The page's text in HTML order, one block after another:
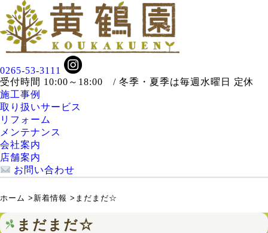
0265-53-3111
受付時間 10:00～18:00 / 冬季・夏季は毎週水曜日 定休
施工事例
取り扱いサービス
リフォーム
メンテナンス
会社案内
店舗案内
お問い合わせ
ホーム > 新着情報 > まだまだ☆
まだまだ☆